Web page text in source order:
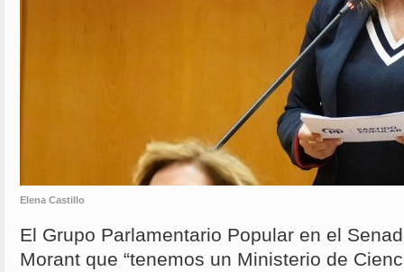
Elena Castillo
El Grupo Parlamentario Popular en el
Morant que “tenemos un Ministerio de